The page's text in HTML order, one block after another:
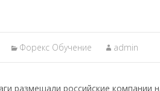
Форекс Обучение admin
размещали российские